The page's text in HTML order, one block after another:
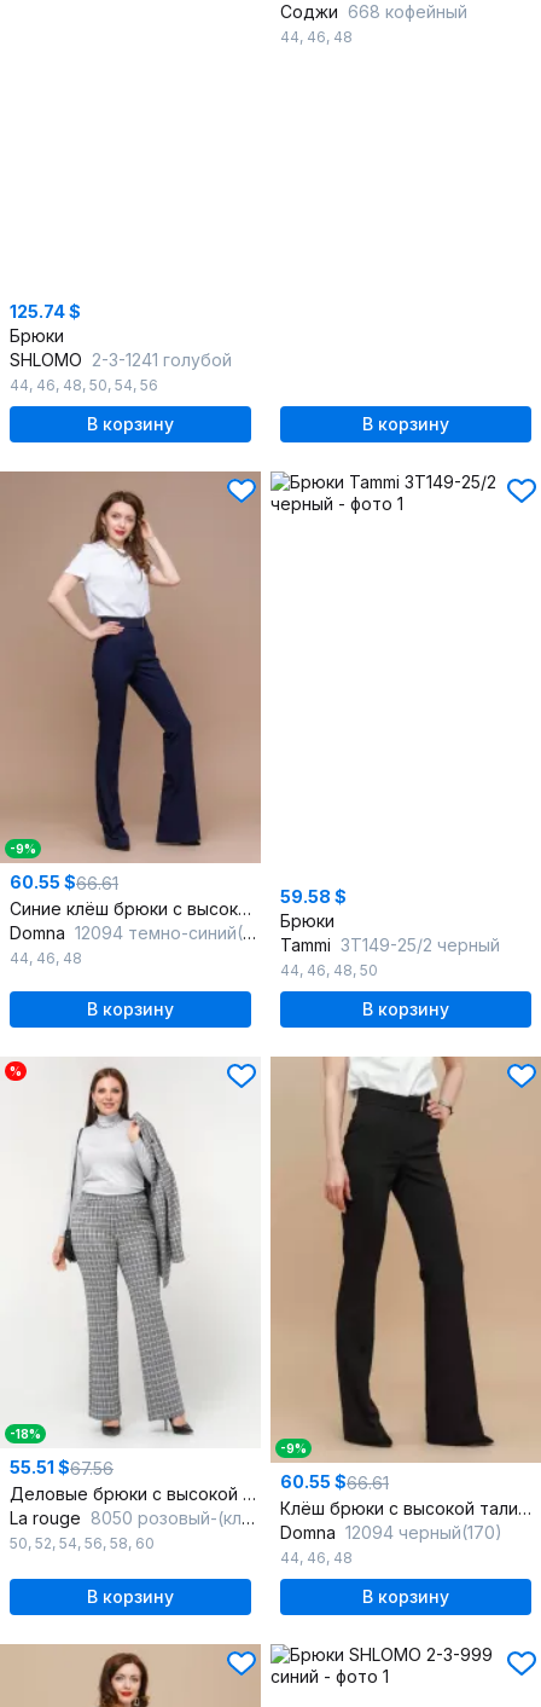
125.74 $
Брюки
SHLOMO 2-3-1241 голубой
44, 46, 48, 50, 54, 56
В корзину
Соджи 668 кофейный
44, 46, 48
В корзину
-9%
60.55 $66.61
Синие клёш брюки с высокой талией из текстиля
Domna 12094 темно-синий(164)
44, 46, 48
В корзину
59.58 $
Брюки
Tammi 3Т149-25/2 черный
44, 46, 48, 50
В корзину
%
-18%
55.51 $67.56
Деловые брюки с высокой посадкой и моделированными линиями
La rouge 8050 розовый-(клетка)
50, 52, 54, 56, 58, 60
В корзину
-9%
60.55 $66.61
Клёш брюки с высокой талией из текстиля на каждый день
Domna 12094 черный(170)
44, 46, 48
В корзину